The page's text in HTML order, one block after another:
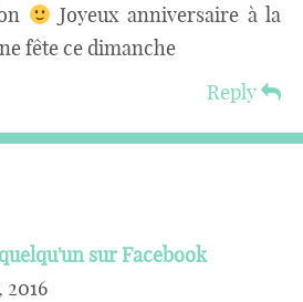
Joyeux anniversaire à la
fête ce dimanche
Reply
sur Facebook
2016